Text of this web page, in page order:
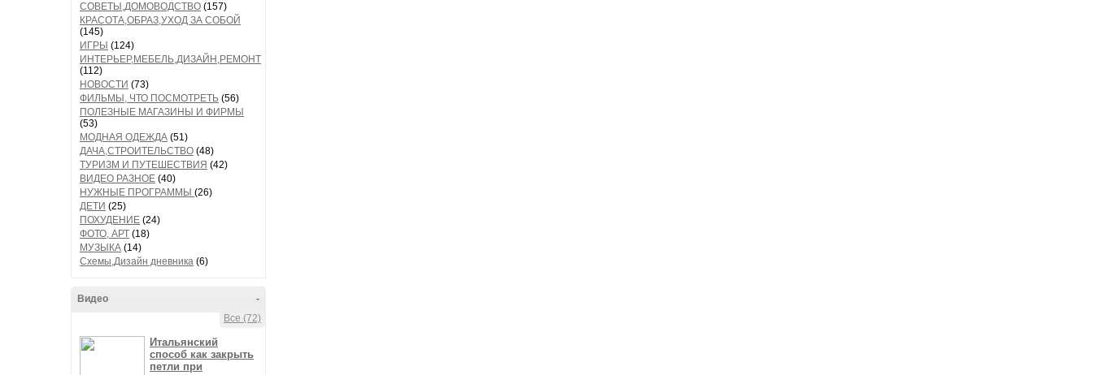
СОВЕТЫ,ДОМОВОДСТВО (157)
КРАСОТА,ОБРАЗ,УХОД ЗА СОБОЙ
(145)
ИГРЫ (124)
ИНТЕРЬЕР,МЕБЕЛЬ,ДИЗАЙН,РЕМОНТ
(112)
НОВОСТИ (73)
ФИЛЬМЫ, ЧТО ПОСМОТРЕТЬ (56)
ПОЛЕЗНЫЕ МАГАЗИНЫ И ФИРМЫ
(53)
МОДНАЯ ОДЕЖДА (51)
ДАЧА,СТРОИТЕЛЬСТВО (48)
ТУРИЗМ И ПУТЕШЕСТВИЯ (42)
ВИДЕО РАЗНОЕ (40)
НУЖНЫЕ ПРОГРАММЫ (26)
ДЕТИ (25)
ПОХУДЕНИЕ (24)
ФОТО, АРТ (18)
МУЗЫКА (14)
Схемы,Дизайн дневника (6)
-
Видео
Все (72)
Итальянский
способ как закрыть
петли при